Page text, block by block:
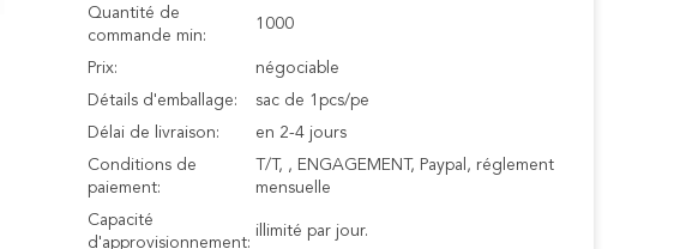
Quantité de
commande min:
1000
Prix:
négociable
Détails d'emballage:
sac de 1pcs/pe
Délai de livraison:
en 2-4 jours
Conditions de
paiement:
T/T, , ENGAGEMENT, Paypal, réglement
mensuelle
Capacité
d'approvisionnement:
illimité par jour.